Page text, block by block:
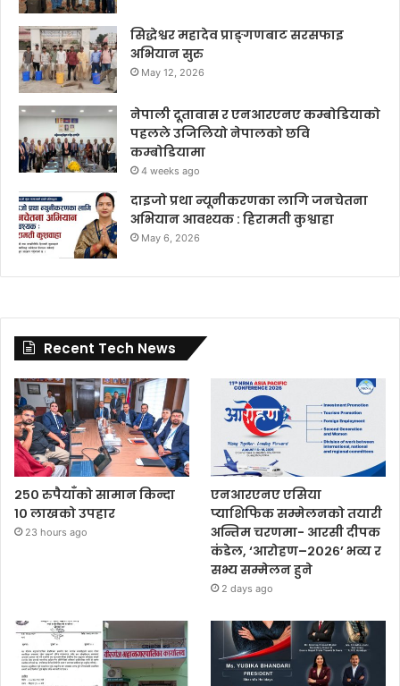
सिद्धेश्वर महादेव प्राङ्गणबाट सरसफाइ
अभियान सुरु
May 12, 2026
नेपाली दूतावास र एनआरएनए कम्बोडियाको
पहलले उजिलियो नेपालको छवि
कम्बोडियामा
4 weeks ago
दाइजो प्रथा न्यूनीकरणका लागि जनचेतना
अभियान आवश्यक : हिरामती कुश्वाहा
May 6, 2026
Recent Tech News
२५० रुपैयाँको सामान किन्दा
१० लाखको उपहार
23 hours ago
एनआरएनए एसिया
प्याशिफिक सम्मेलनको तयारी
अन्तिम चरणमा- आरसी दीपक
कंडेल, ‘आरोहण–२०२६’ भव्य र
सभ्य सम्मेलन हुने
2 days ago